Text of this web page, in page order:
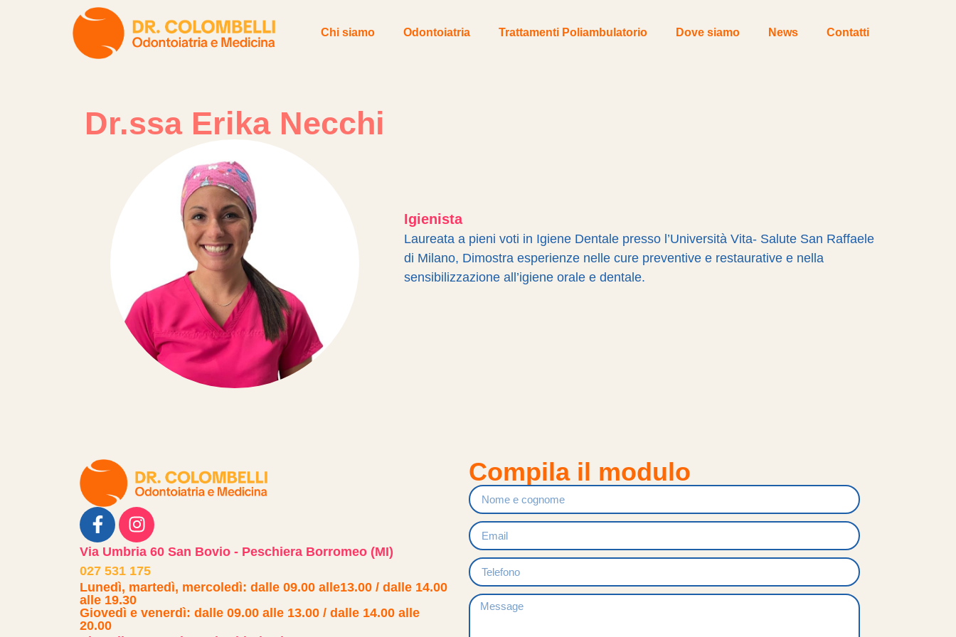
Chi siamo Odontoiatria Trattamenti Poliambulatorio Dove siamo News Contatti
Dr.ssa Erika Necchi
Igienista
Laureata a pieni voti in Igiene Dentale presso l’Università Vita- Salute San Raffaele
di Milano, Dimostra esperienze nelle cure preventive e restaurative e nella
sensibilizzazione all’igiene orale e dentale.
Via Umbria 60 San Bovio - Peschiera Borromeo (MI)
027 531 175
Lunedì, martedì, mercoledì: dalle 09.00 alle13.00 / dalle 14.00
alle 19.30
Giovedì e venerdì: dalle 09.00 alle 13.00 / dalle 14.00 alle
20.00
Compila il modulo